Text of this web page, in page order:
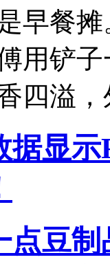
早餐
用铲
四溢
据显
点豆